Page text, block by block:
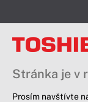
Stránka je v
Prosím navštívte